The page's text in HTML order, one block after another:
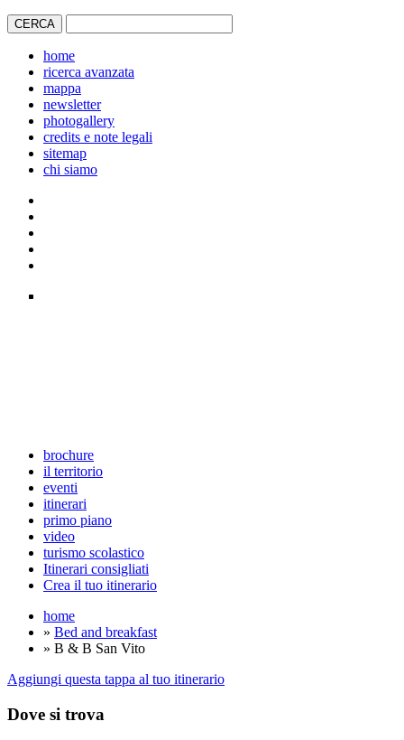
home
ricerca avanzata
mappa
newsletter
photogallery
credits e note legali
sitemap
chi siamo
brochure
il territorio
eventi
itinerari
primo piano
video
turismo scolastico
Itinerari consigliati
Crea il tuo itinerario
home
» Bed and breakfast
» B & B San Vito
Aggiungi questa tappa al tuo itinerario
Dove si trova